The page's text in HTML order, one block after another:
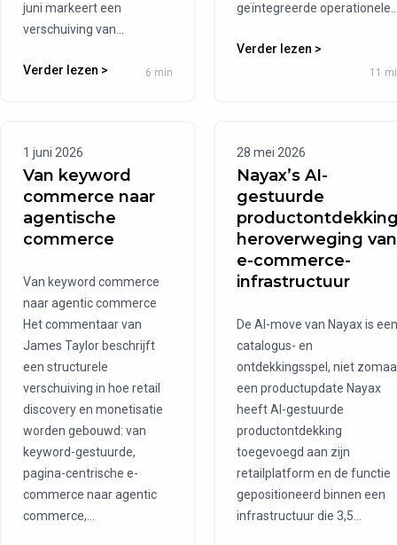
juni markeert een
verschuiving van...
Verder lezen > 6 min
geïntegreerde
Verder lezen >
11
1 juni 2026
Van keyword
commerce naar
agentische
commerce
Van keyword commerce
naar agentic commerce
Het commentaar van
James Taylor beschrijft
een structurele
verschuiving in hoe retail
discovery en monetisatie
worden gebouwd: van
keyword-gestuurde,
pagina-centrische e-
commerce naar agentic
commerce,...
28 mei 2026
Nayax’s AI-
gestuurde
heroverweging van
e-commerce-
infrastructuur
De AI-move van Nayax is een
catalogus- en
ontdekkingsspel, niet
een productupdate Nayax
heeft AI-gestuurde
productontdekking
toegevoegd aan zijn
retailplatform en de functie
gepositioneerd binnen een
infrastructuur die 3,5...